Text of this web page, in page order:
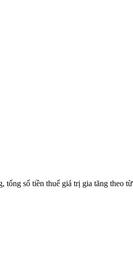
số tiền thuế giá trị gia tăng theo